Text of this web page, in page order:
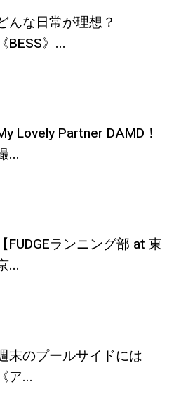
んな日常が理想？
《BESS》...
Lovely Partner DAMD！
...
【FUDGEランニング部 at 東
...
末のプールサイドには
《ア...